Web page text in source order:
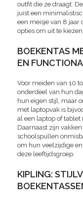
outfit die ze draagt.
juist een
een meisje van 8 jaar
opties om uit te kiezen.
BOEKENTAS
EN
Voor meiden van 10
onderdeel van hun
hun eigen stijl, maar
met laptopvak is
al een laptop of
Daarnaast zijn
schoolspullen
om hun veelzijdige
deze leeftijdsgroep.
KIPLING: